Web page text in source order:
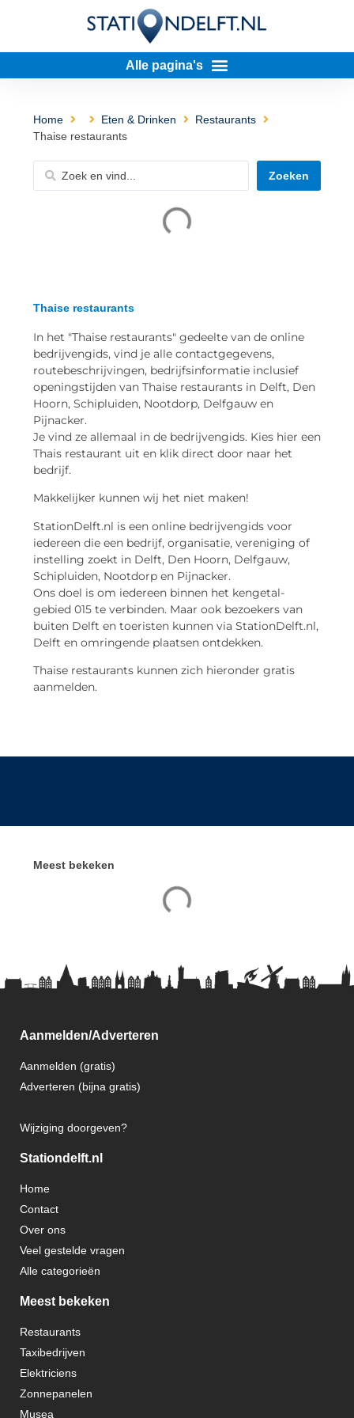
Home Eten & Drinken
Restaurants
Thaise restaurants
Zoeken
Thaise restaurants
In het "Thaise restaurants" gedeelte van de online
bedrijvengids, vind je alle contactgegevens,
routebeschrijvingen, bedrijfsinformatie inclusief
openingstijden van Thaise restaurants in Delft, Den
Hoorn, Schipluiden, Nootdorp, Delfgauw en
Pijnacker.
Je vind ze allemaal in de bedrijvengids. Kies hier een
Thais restaurant uit en klik direct door naar het
bedrijf.
Makkelijker kunnen wij het niet maken!
StationDelft.nl is een online bedrijvengids voor
iedereen die een bedrijf, organisatie, vereniging of
instelling zoekt in Delft, Den Hoorn, Delfgauw,
Schipluiden, Nootdorp en Pijnacker.
Ons doel is om iedereen binnen het kengetal-
gebied 015 te verbinden. Maar ook bezoekers van
buiten Delft en toeristen kunnen via StationDelft.nl,
Delft en omringende plaatsen ontdekken.
Thaise restaurants kunnen zich hieronder gratis
aanmelden.
Meest bekeken
Aanmelden/Adverteren
Aanmelden (gratis)
Adverteren (bijna gratis)
Wijziging doorgeven?
Stationdelft.nl
Home
Contact
Over ons
Veel gestelde vragen
Alle categorieën
Meest bekeken
Restaurants
Taxibedrijven
Elektriciens
Zonnepanelen
Musea